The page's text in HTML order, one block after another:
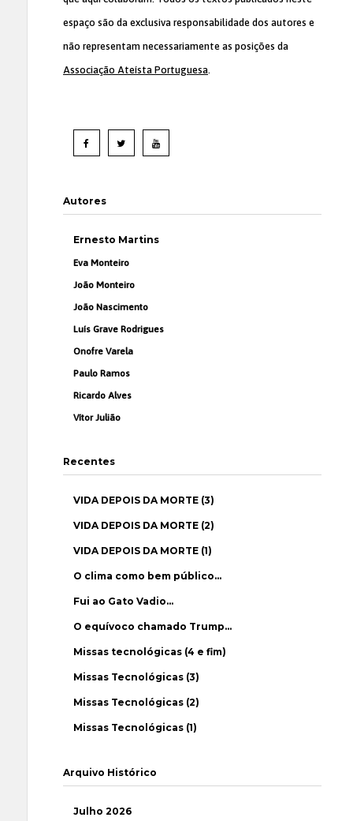
espaço são da exclusiva responsabilidade dos autores e
não representam necessariamente as posições da
Associação Ateísta Portuguesa.
Autores
Ernesto Martins
Eva Monteiro
João Monteiro
João Nascimento
Luís Grave Rodrigues
Onofre Varela
Paulo Ramos
Ricardo Alves
Vítor Julião
Recentes
VIDA DEPOIS DA MORTE (3)
VIDA DEPOIS DA MORTE (2)
VIDA DEPOIS DA MORTE (1)
O clima como bem público…
Fui ao Gato Vadio…
O equívoco chamado Trump…
Missas tecnológicas (4 e fim)
Missas Tecnológicas (3)
Missas Tecnológicas (2)
Missas Tecnológicas (1)
Arquivo Histórico
Julho 2026